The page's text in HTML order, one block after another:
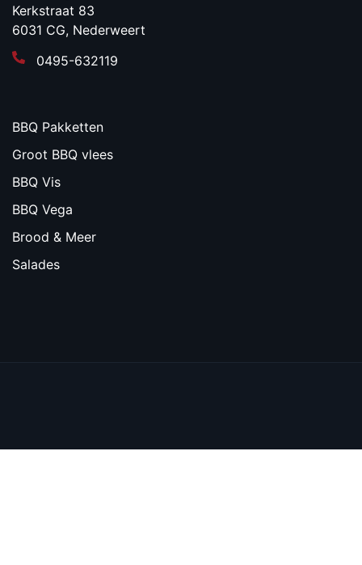
Kerkstraat 83
6031 CG, Nederweert
0495-632119
BBQ Pakketten
Groot BBQ vlees
BBQ Vis
BBQ Vega
Brood & Meer
Salades